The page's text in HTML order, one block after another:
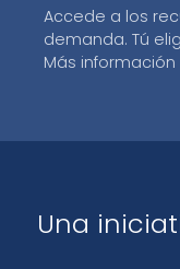
Accede a los
demanda. Tú
Más
Una